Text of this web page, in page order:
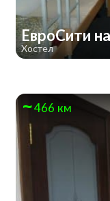
ЕвроСити
Хостел
466 км